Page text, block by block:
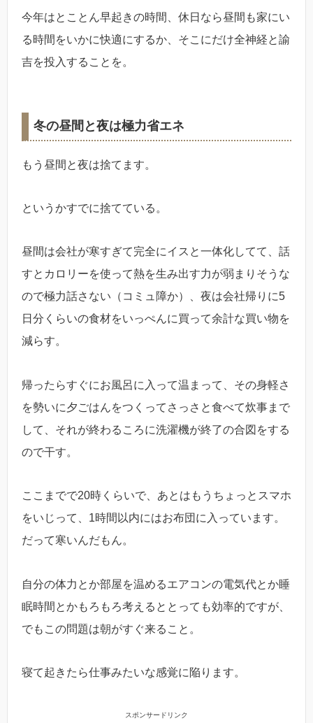
今年はとことん早起きの時間、休日なら昼間も家にい
る時間をいかに快適にするか、そこにだけ全神経と諭
吉を投入することを。
冬の昼間と夜は極力省エネ
もう昼間と夜は捨てます。
というかすでに捨てている。
昼間は会社が寒すぎて完全にイスと一体化してて、話
すとカロリーを使って熱を生み出す力が弱まりそうな
ので極力話さない（コミュ障か）、夜は会社帰りに5
日分くらいの食材をいっぺんに買って余計な買い物を
減らす。
帰ったらすぐにお風呂に入って温まって、その身軽さ
を勢いに夕ごはんをつくってさっさと食べて炊事まで
して、それが終わるころに洗濯機が終了の合図をする
ので干す。
ここまでで20時くらいで、あとはもうちょっとスマホ
をいじって、1時間以内にはお布団に入っています。
だって寒いんだもん。
自分の体力とか部屋を温めるエアコンの電気代とか睡
眠時間とかもろもろ考えるととっても効率的ですが、
でもこの問題は朝がすぐ来ること。
寝て起きたら仕事みたいな感覚に陥ります。
スポンサードリンク